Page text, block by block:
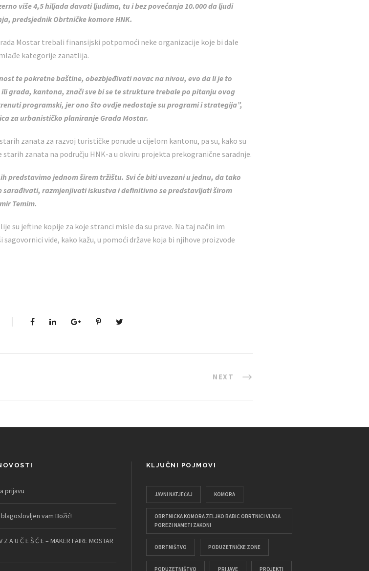
više 4,5 hiljada davati ljudima, tu i bez povećanja 10.000 da ljudi
predsjednik Obrtničke komore HNK.
Mostar trebali finansijski potpomoći neke organizacije koje bi dale
kategorije zanatlija.
te pokretne baštine, obezbjeđivati novac na nivou, evo da li je to
grada, kantona, znači sve bi se te strukture trebale po pitanju ovog
programski, jer ono što ovdje nedostaje su programi i strategija”,
za urbanističko planiranje Grada Mostar.
zanata za razvoj turističke ponude u cijelom kantonu, pa su, kako su
zanata na području HNK-a u okviru projekta prekogranične saradnje.
predstavimo jednom širem tržištu. Svi će biti uvezani u jednu, da tako
sarađivati, razmjenjivati iskustva i definitivno se predstavljati širom
Temim.
su jeftine kopije za koje stranci misle da su prave. Na taj način im
vide, kako kažu, u pomoći države koja bi njihove proizvode
NEXT
prijavu
vam Božić!
Z A U Č E Š Ć E – MAKER FAIRE MOSTAR
KLJUČNI POJMOVI
JAVNI NATJEČAJ KOMORA
OBRTNICKA KOMORA ZELJKO BABIC OBRTNICI VLADA
POREZI NAMETI ZAKONI
OBRTNIŠTVO PODUZETNIČKE ZONE
PODUZETNIŠTVO PRIJAVE PROJEKTI